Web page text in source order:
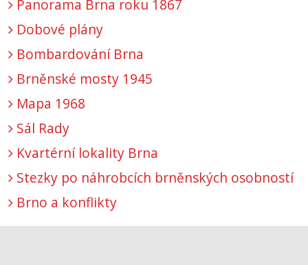
Panorama Brna roku 1867
Dobové plány
Bombardování Brna
Brněnské mosty 1945
Mapa 1968
Sál Rady
Kvartérní lokality Brna
Stezky po náhrobcích brněnských osobností
Brno a konflikty